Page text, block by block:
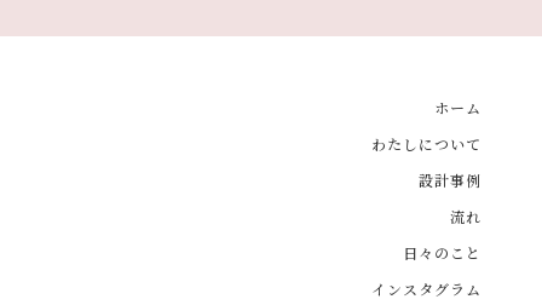
ホーム
わたしについて
設計事例
流れ
日々のこと
インスタグラム